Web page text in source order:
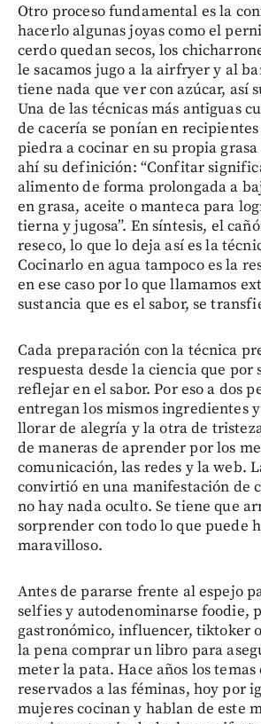
Otro proceso fundamental es la
hacerlo algunas joyas como el
cerdo quedan secos, los
le sacamos jugo a la airfryer y al
tiene nada que ver con azúcar, así
Una de las técnicas más antiguas
de cacería se ponían en
piedra a cocinar en su propia
ahí su definición: “Confitar
alimento de forma prolongada a
en grasa, aceite o manteca para
tierna y jugosa”. En síntesis, el
reseco, lo que lo deja así es la
Cocinarlo en agua tampoco es la
en ese caso por lo que llamamos
sustancia que es el sabor, se
Cada preparación con la técnica
respuesta desde la ciencia que por
reflejar en el sabor. Por eso a dos
entregan los mismos ingredientes
llorar de alegría y la otra de
de maneras de aprender por los
comunicación, las redes y la web.
convirtió en una manifestación de
no hay nada oculto. Se tiene que
sorprender con todo lo que puede
maravilloso.
Antes de pararse frente al espejo
selfies y autodenominarse foodie,
gastronómico, influencer, tiktoker
la pena comprar un libro para
meter la pata. Hace años los
reservados a las féminas, hoy por
mujeres cocinan y hablan de este